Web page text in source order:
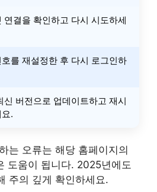
연결을 확인하고 다시 시도하세
를 재설정한 후 다시 로그인하
신 버전으로 업데이트하고 재시
.
는 오류는 해당 홈페이지의
도움이 됩니다. 2025년에도
주의 깊게 확인하세요.